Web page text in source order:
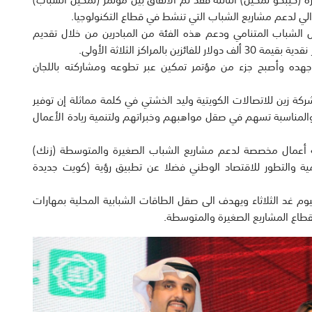
لدعم مشاريع الشباب التي تنشط في قطاع التكنولوجيا.
المتنامي ودعم هذه الفئة من المبادرين من خلال تقديم
وأصبح جزء من مؤتمر تمكين عبر تطوعه ومشاركته باللجان
زين للاتصالات الكويتية وليد الخشتي في كلمة مماثلة إن توفير
تسهم في صقل مواهبهم وخبراتهم ولتنمية ريادة الأعمال
مخصصة لدعم مشاريع الشباب الصغيرة والمتوسطة (زنك)
والتطور للاقتصاد الوطني فضلا عن تطبيق رؤية (كويت جديدة
غد الثلاثاء ويهدف الى صقل الطاقات الشبابية المحلية بمهارات
المشاريع الصغيرة والمتوسطة.